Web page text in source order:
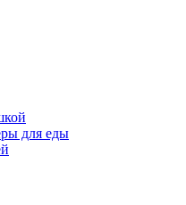
для еды